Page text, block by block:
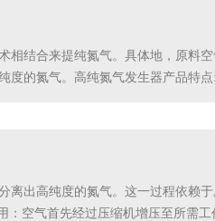
相结合来提纯氮气。具体地，原
度的氮气。高纯氮气发生器产品
出高纯度的氮气。这一过程依赖
空气首先经过压缩机增压至所需